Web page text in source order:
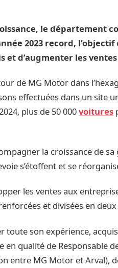
le département
2023 record, l’objectif
et d’augmenter les
de MG Motor dans
effectuées dans un site
plus de 50 000voitures
la croissance de
s’étoffent et se
les ventes aux
et divisées en deux
toute son expérience,
qualité de Responsable
entre MG Motor et Arval),